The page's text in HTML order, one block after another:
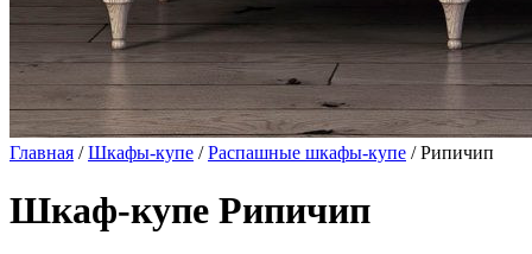
Главная /Шкафы-купе /Распашные шкафы-купе / Рипичип
Шкаф-купе Рипичип